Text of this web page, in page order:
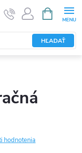
HĽADAŤ
KOŠÍK
hodnotenia